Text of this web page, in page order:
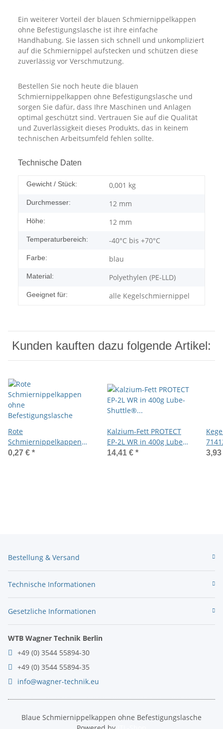
Ein weiterer Vorteil der blauen Schmiernippelkappen
ohne Befestigungslasche ist ihre einfache
Handhabung. Sie lassen sich schnell und unkompliziert
auf die Schmiernippel aufstecken und schützen diese
zuverlässig vor Verschmutzung.
Bestellen Sie noch heute die blauen
Schmiernippelkappen ohne Befestigungslasche und
sorgen Sie dafür, dass Ihre Maschinen und Anlagen
optimal geschützt sind. Vertrauen Sie auf die Qualität
und Zuverlässigkeit dieses Produkts, das in keinem
technischen Arbeitsumfeld fehlen sollte.
Technische Daten
Gewicht / Stück: 0,001 kg
Durchmesser: 12 mm
Höhe: 12 mm
Temperaturbereich: -40°C bis +70°C
Farbe: blau
Material: Polyethylen (PE-LLD)
Geeignet für: alle Kegelschmiernippel
Kunden kauften dazu folgende Artikel:
Rote
Schmiernippelkappen
ohne
0,27 € *
Kalzium-Fett PROTECT
EP-2L WR in 400g Lube-
Shuttle® Kartusche
14,41 € *
Bestellung & Versand
Technische Informationen
Gesetzliche Informationen
WTB Wagner Technik Berlin
+49 (0) 3544 55894-30
+49 (0) 3544 55894-35
info@wagner-technik.eu
Blaue Schmiernippelkappen ohne Befestigungslasche